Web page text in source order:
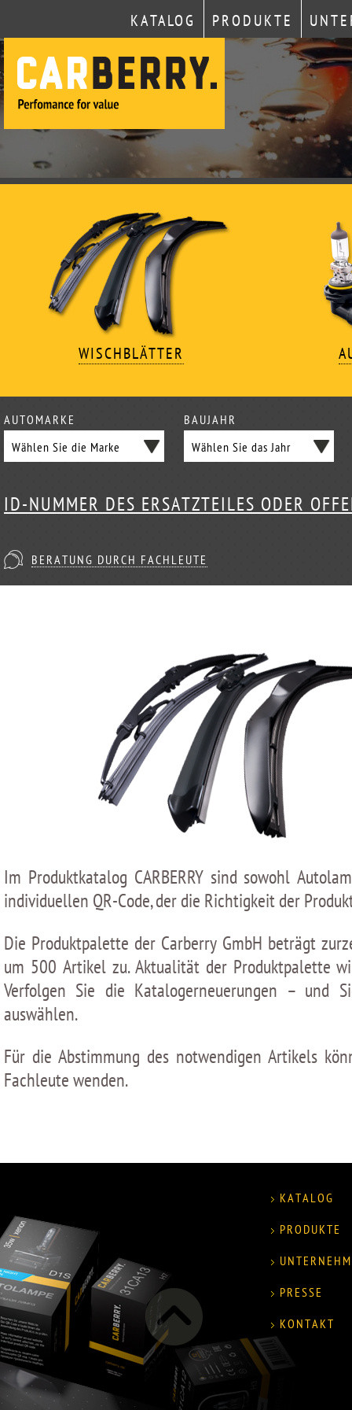
KATALOG PRODUKTE
WISCHBLÄTTER
AUTOMARKE BAUJAHR
ID-NUMMER DES ERSATZTEILES ODER
BERATUNG DURCH FACHLEUTE
Im Produktkatalog CARBERRY sind sowohl
individuellen QR-Сode, der die Richtigkeit der
Die Produktpalette der Carberry GmbH beträgt
um 500 Artikel zu. Aktualität der Produktpalette
Verfolgen Sie die Katalogerneuerungen – und
auswählen.
Für die Abstimmung des notwendigen Artikels
Fachleute wenden.
KATALOG
PRODUKTE
PRESSE
KONTAKT